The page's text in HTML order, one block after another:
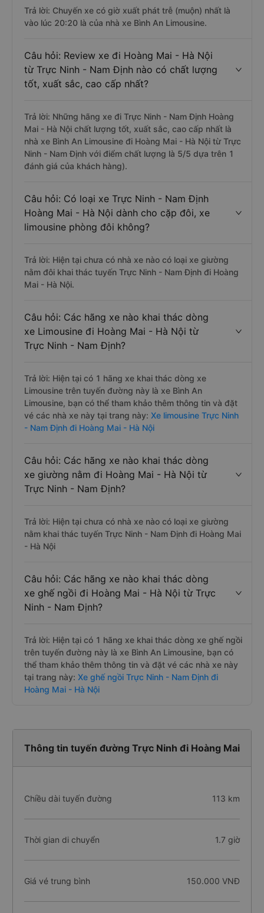
Trả lời: Chuyến xe có giờ xuất phát trễ (muộn) nhất là
vào lúc 20:20 là của nhà xe Bình An Limousine.
Câu hỏi: Review xe đi Hoàng Mai - Hà Nội
từ Trực Ninh - Nam Định nào có chất lượng
tốt, xuất sắc, cao cấp nhất?
Trả lời: Những hãng xe đi Trực Ninh - Nam Định Hoàng
Mai - Hà Nội chất lượng tốt, xuất sắc, cao cấp nhất là
nhà xe Bình An Limousine đi Hoàng Mai - Hà Nội từ Trực
Ninh - Nam Định với điểm chất lượng là 5/5 dựa trên 1
đánh giá của khách hàng).
Câu hỏi: Có loại xe Trực Ninh - Nam Định
Hoàng Mai - Hà Nội dành cho cặp đôi, xe
limousine phòng đôi không?
Trả lời: Hiện tại chưa có nhà xe nào có loại xe giường
nằm đôi khai thác tuyến Trực Ninh - Nam Định đi Hoàng
Mai - Hà Nội.
Câu hỏi: Các hãng xe nào khai thác dòng
xe Limousine đi Hoàng Mai - Hà Nội từ
Trực Ninh - Nam Định?
Trả lời: Hiện tại có 1 hãng xe khai thác dòng xe
Limousine trên tuyến đường này là xe Bình An
Limousine, bạn có thể tham khảo thêm thông tin và đặt
vé các nhà xe này tại trang này: Xe limousine Trực Ninh
- Nam Định đi Hoàng Mai - Hà Nội
Câu hỏi: Các hãng xe nào khai thác dòng
xe giường nằm đi Hoàng Mai - Hà Nội từ
Trực Ninh - Nam Định?
Trả lời: Hiện tại chưa có nhà xe nào có loại xe giường
nằm khai thác tuyến Trực Ninh - Nam Định đi Hoàng Mai
- Hà Nội
Câu hỏi: Các hãng xe nào khai thác dòng
xe ghế ngồi đi Hoàng Mai - Hà Nội từ Trực
Ninh - Nam Định?
Trả lời: Hiện tại có 1 hãng xe khai thác dòng xe ghế ngồi
trên tuyến đường này là xe Bình An Limousine, bạn có
thể tham khảo thêm thông tin và đặt vé các nhà xe này
tại trang này: Xe ghế ngồi Trực Ninh - Nam Định đi
Hoàng Mai - Hà Nội
Thông tin tuyến đường Trực Ninh đi Hoàng Mai
Chiều dài tuyến đường 113 km
Thời gian di chuyển 1.7 giờ
Giá vé trung bình 150.000 VNĐ